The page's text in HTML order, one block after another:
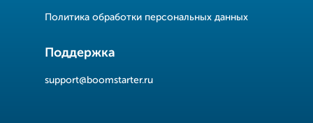
Политика обработки персональных данных
Поддержка
support@boomstarter.ru